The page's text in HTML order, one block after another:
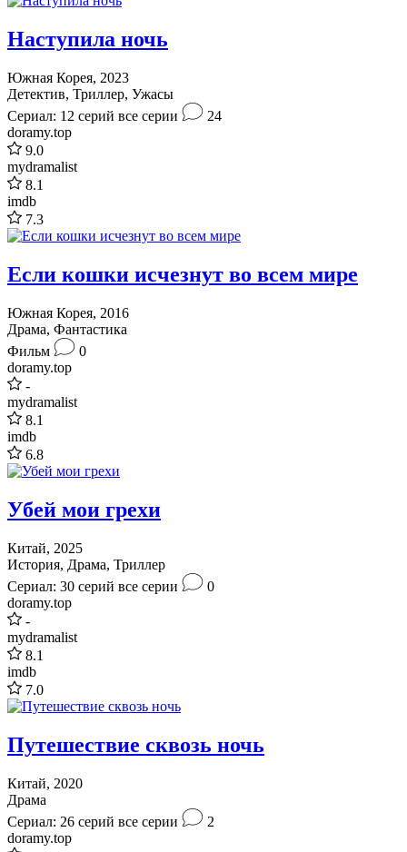
Наступила ночь
Южная Корея, 2023
Детектив, Триллер, Ужасы
Сериал: 12 серий все серии
24
doramy.top
9.0
mydramalist
8.1
imdb
7.3
Если кошки исчезнут во всем мире
Южная Корея, 2016
Драма, Фантастика
Фильм
0
doramy.top
-
mydramalist
8.1
imdb
6.8
Убей мои грехи
Китай, 2025
История, Драма, Триллер
Сериал: 30 серий все серии
0
doramy.top
-
mydramalist
8.1
imdb
7.0
Путешествие сквозь ночь
Китай, 2020
Драма
Сериал: 26 серий все серии
2
doramy.top